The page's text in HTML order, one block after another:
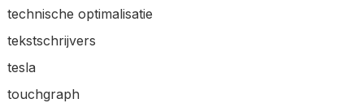
technische optimalisatie
tekstschrijvers
tesla
touchgraph